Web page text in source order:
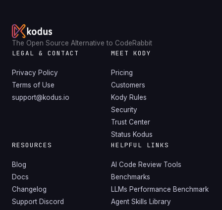
The Open Source Alternative to CodeRabbit
LEGAL & CONTACT
Privacy Policy
Terms of Use
support@kodus.io
MEET KODY
Pricing
Customers
Kody Rules
Security
Trust Center
Status Kodus
RESOURCES
Blog
Docs
Changelog
Support Discord
HELPFUL LINKS
AI Code Review Tools
Benchmarks
LLMs Performance Benchmark
Agent Skills Library